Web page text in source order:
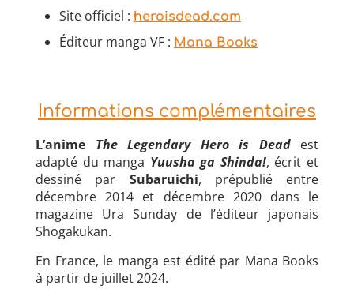
Site officiel : heroisdead.com
Éditeur manga VF : Mana Books
Informations complémentaires
L’anime The Legendary Hero is Deadest
adapté du manga Yuusha ga Shinda!, écrit et
dessiné par Subaruichi, prépublié entre
décembre 2014 et décembre 2020 dans le
magazine Ura Sunday de l’éditeur japonais
Shogakukan.
En France, le manga est édité par Mana Books
à partir de juillet 2024.